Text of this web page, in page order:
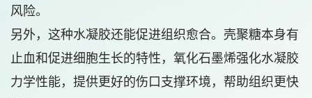
风险。
另外，这种水凝胶还能促进组织愈合。壳聚糖本身有
止血和促进细胞生长的特性，氧化石墨烯强化水凝胶
力学性能，提供更好的伤口支撑环境，帮助组织更快